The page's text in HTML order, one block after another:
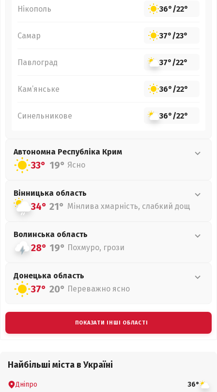
Нікополь 36°/22°
Самар 37°/23°
Павлоград 37°/22°
Кам’янське 36°/22°
Синельникове 36°/22°
Автономна Республіка Крим
33° 19° Ясно
Вінницька область
34° 21° Мінлива хмарність, слабкий дощ
Волинська область
28° 19° Похмуро, грози
Донецька область
37° 20° Переважно ясно
ПОКАЗАТИ ІНШІ ОБЛАСТІ
Найбільші міста в Україні
Дніпро 36°